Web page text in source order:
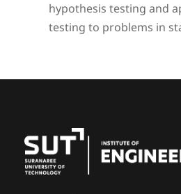
hypothesis testing and
testing to problems in